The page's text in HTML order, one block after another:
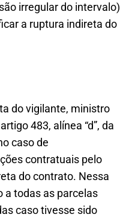
irregular do intervalo)
a ruptura indireta do
do vigilante, ministro
483, alínea “d”, da
caso de
contratuais pelo
do contrato. Nessa
a todas as parcelas
caso tivesse sido